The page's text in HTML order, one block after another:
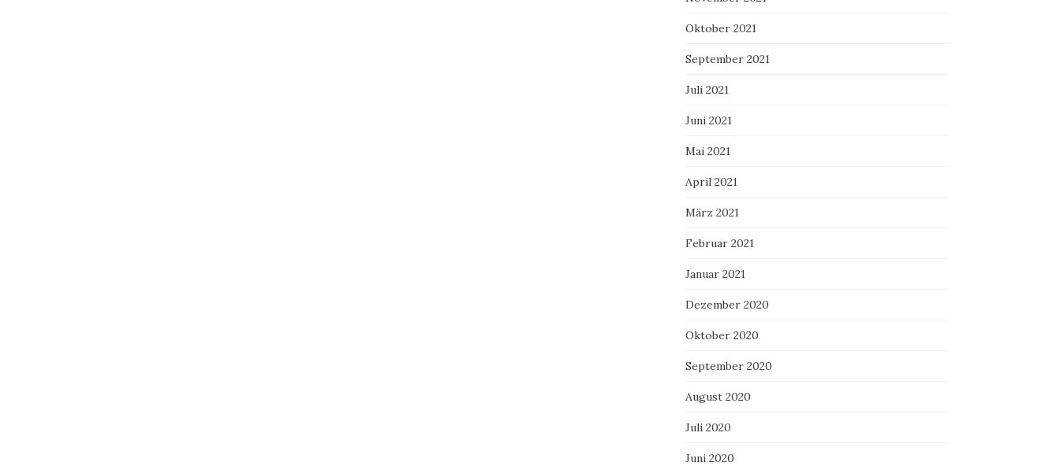
Oktober 2021
September 2021
Juli 2021
Juni 2021
Mai 2021
April 2021
März 2021
Februar 2021
Januar 2021
Dezember 2020
Oktober 2020
September 2020
August 2020
Juli 2020
Juni 2020